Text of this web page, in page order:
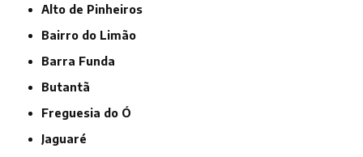
Alto de Pinheiros
Bairro do Limão
Barra Funda
Butantã
Freguesia do Ó
Jaguaré